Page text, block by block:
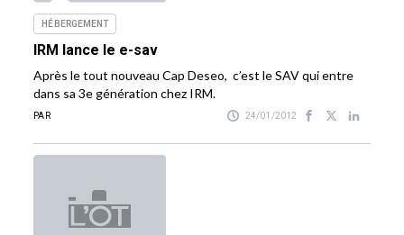
HÉBERGEMENT
IRM lance le e-sav
Après le tout nouveau Cap Deseo, c’est le SAV qui entre
dans sa 3e génération chez IRM.
PAR 24/01/2012